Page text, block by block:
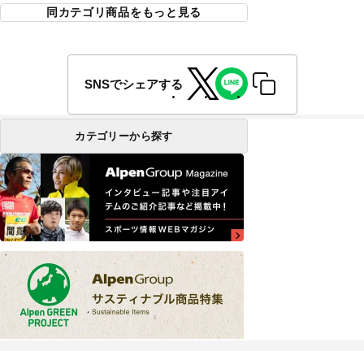
同カテゴリ商品をもっと見る
SNSでシェアする
カテゴリーから探す